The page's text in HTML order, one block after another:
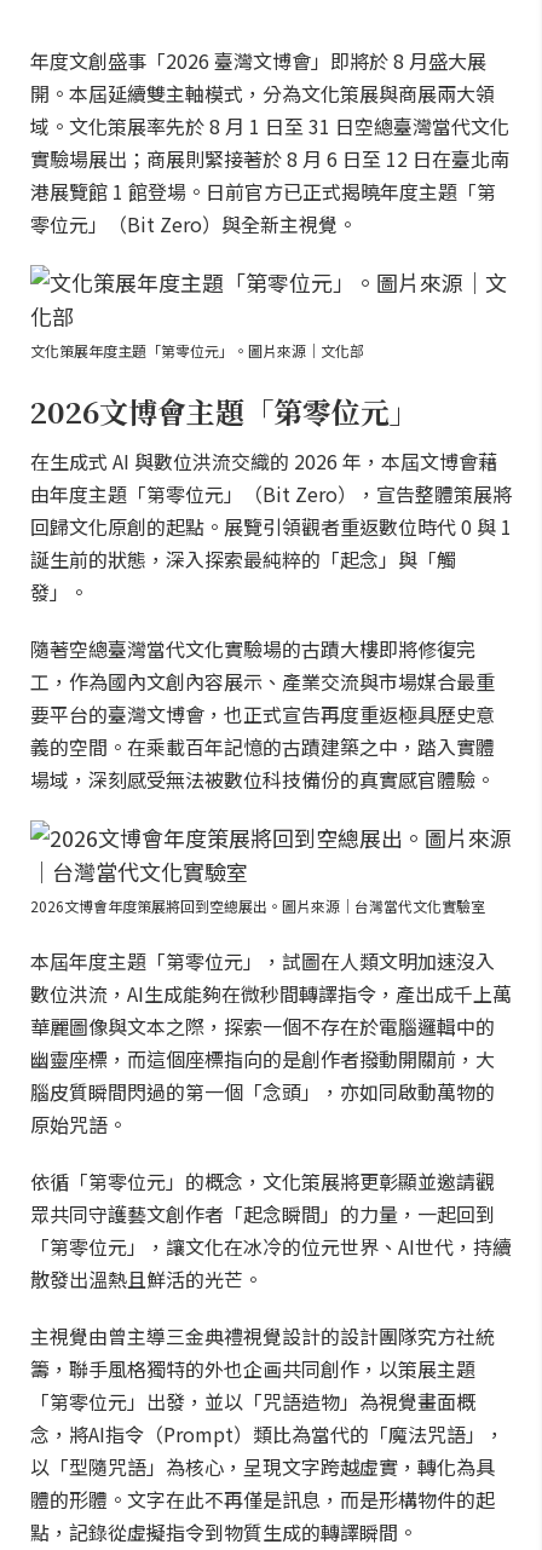
年度文創盛事「2026 臺灣文博會」即將於 8 月盛大展
開。本屆延續雙主軸模式，分為文化策展與商展兩大領
域。文化策展率先於 8 月 1 日至 31 日空總臺灣當代文化
實驗場展出；商展則緊接著於 8 月 6 日至 12 日在臺北南
港展覽館 1 館登場。日前官方已正式揭曉年度主題「第
零位元」（Bit Zero）與全新主視覺。
文化策展年度主題「第零位元」。圖片來源｜文化部
2026文博會主題「第零位元」
在生成式 AI 與數位洪流交織的 2026 年，本屆文博會藉
由年度主題「第零位元」（Bit Zero），宣告整體策展將
回歸文化原創的起點。展覽引領觀者重返數位時代 0 與 1
誕生前的狀態，深入探索最純粹的「起念」與「觸
發」。
隨著空總臺灣當代文化實驗場的古蹟大樓即將修復完
工，作為國內文創內容展示、產業交流與市場媒合最重
要平台的臺灣文博會，也正式宣告再度重返極具歷史意
義的空間。在乘載百年記憶的古蹟建築之中，踏入實體
場域，深刻感受無法被數位科技備份的真實感官體驗。
2026文博會年度策展將回到空總展出。圖片來源｜台灣當代文化實驗室
本屆年度主題「第零位元」，試圖在人類文明加速沒入
數位洪流，AI生成能夠在微秒間轉譯指令，產出成千上萬
華麗圖像與文本之際，探索一個不存在於電腦邏輯中的
幽靈座標，而這個座標指向的是創作者撥動開關前，大
腦皮質瞬間閃過的第一個「念頭」，亦如同啟動萬物的
原始咒語。
依循「第零位元」的概念，文化策展將更彰顯並邀請觀
眾共同守護藝文創作者「起念瞬間」的力量，一起回到
「第零位元」，讓文化在冰冷的位元世界、AI世代，持續
散發出溫熱且鮮活的光芒。
主視覺由曾主導三金典禮視覺設計的設計團隊究方社統
籌，聯手風格獨特的外也企画共同創作，以策展主題
「第零位元」出發，並以「咒語造物」為視覺畫面概
念，將AI指令（Prompt）類比為當代的「魔法咒語」，
以「型隨咒語」為核心，呈現文字跨越虛實，轉化為具
體的形體。文字在此不再僅是訊息，而是形構物件的起
點，記錄從虛擬指令到物質生成的轉譯瞬間。